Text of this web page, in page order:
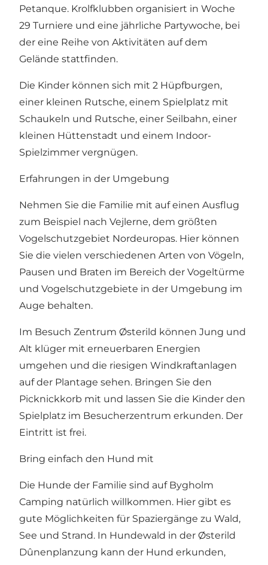
Petanque. Krolfklubben organisiert in Woche
29 Turniere und eine jährliche Partywoche, bei
der eine Reihe von Aktivitäten auf dem
Gelände stattfinden.
Die Kinder können sich mit 2 Hüpfburgen,
einer kleinen Rutsche, einem Spielplatz mit
Schaukeln und Rutsche, einer Seilbahn, einer
kleinen Hüttenstadt und einem Indoor-
Spielzimmer vergnügen.
Erfahrungen in der Umgebung
Nehmen Sie die Familie mit auf einen Ausflug
zum Beispiel nach Vejlerne, dem größten
Vogelschutzgebiet Nordeuropas. Hier können
Sie die vielen verschiedenen Arten von Vögeln,
Pausen und Braten im Bereich der Vogeltürme
und Vogelschutzgebiete in der Umgebung im
Auge behalten.
Im Besuch Zentrum Østerild können Jung und
Alt klüger mit erneuerbaren Energien
umgehen und die riesigen Windkraftanlagen
auf der Plantage sehen. Bringen Sie den
Picknickkorb mit und lassen Sie die Kinder den
Spielplatz im Besucherzentrum erkunden. Der
Eintritt ist frei.
Bring einfach den Hund mit
Die Hunde der Familie sind auf Bygholm
Camping natürlich willkommen. Hier gibt es
gute Möglichkeiten für Spaziergänge zu Wald,
See und Strand. In Hundewald in der Østerild
Dûnenplanzung kann der Hund erkunden,